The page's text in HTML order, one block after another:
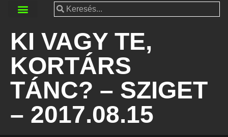
KI VAGY TE,
KORTÁRS
TÁNC? – SZIGET
– 2017.08.15